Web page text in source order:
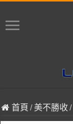
首頁 / 美不勝收/